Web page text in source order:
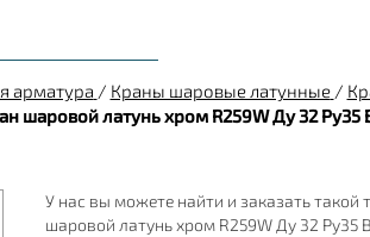
арматура / Краны шаровые латунные /
шаровой латунь хром R259W Ду 32
У нас вы можете найти и заказать такой
шаровой латунь хром R259W Ду 32 Ру35